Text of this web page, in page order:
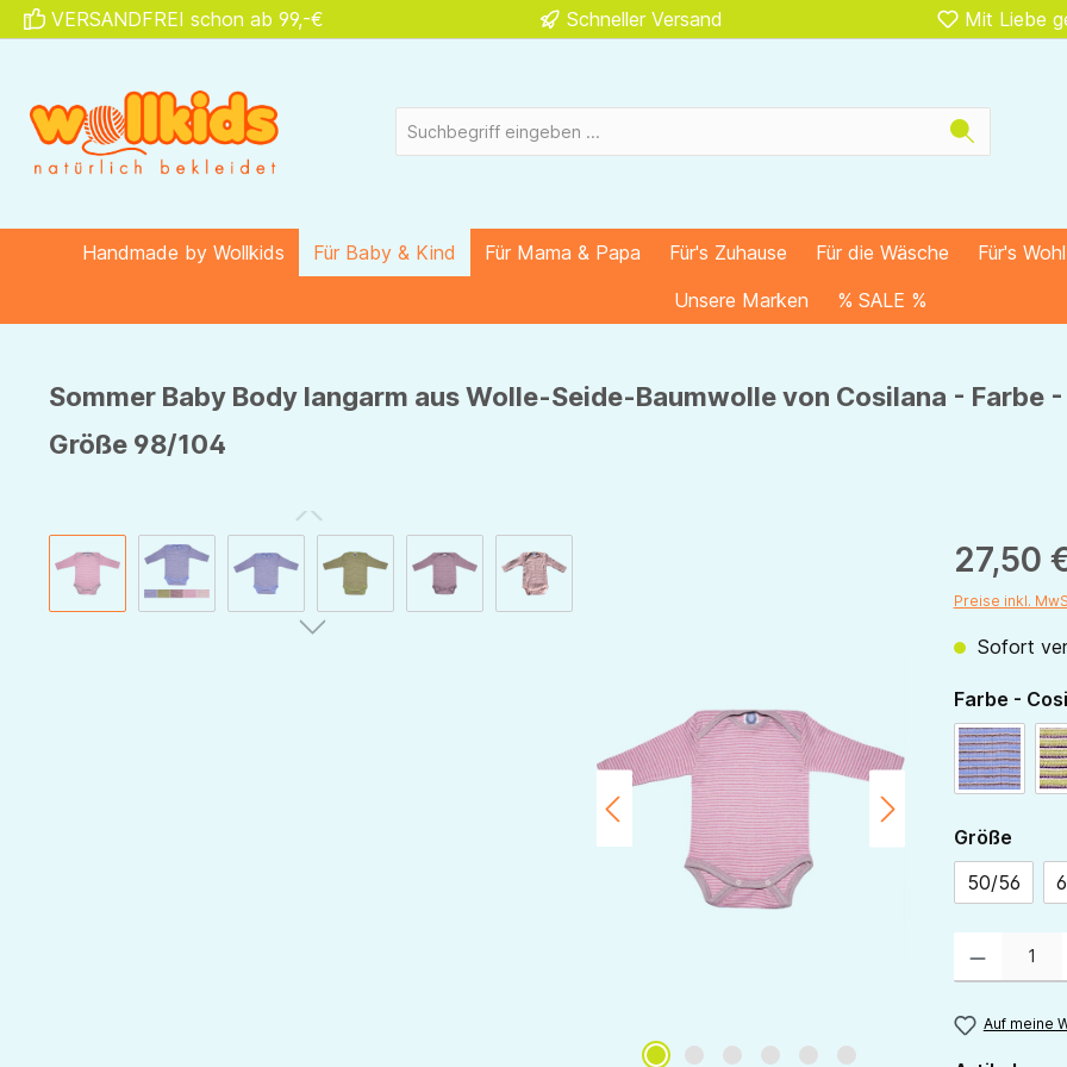
Zur Hauptnavigation springen
VERSANDFREI schon ab 99,-€ Schneller Versand Mit Liebe
Handmade by Wollkids Für Baby & Kind Für Mama & Papa Für's Zuhause Für die Wäsche Für's
Unsere Marken
% SALE %
Sommer Baby Body langarm aus Wolle-Seide-Baumwolle von Cosilana - Farbe
Größe 98/104
Bildergalerie überspringen 27,50
Preise inkl.
Sofort
Farbe -
Größe
50/56
Auf meine